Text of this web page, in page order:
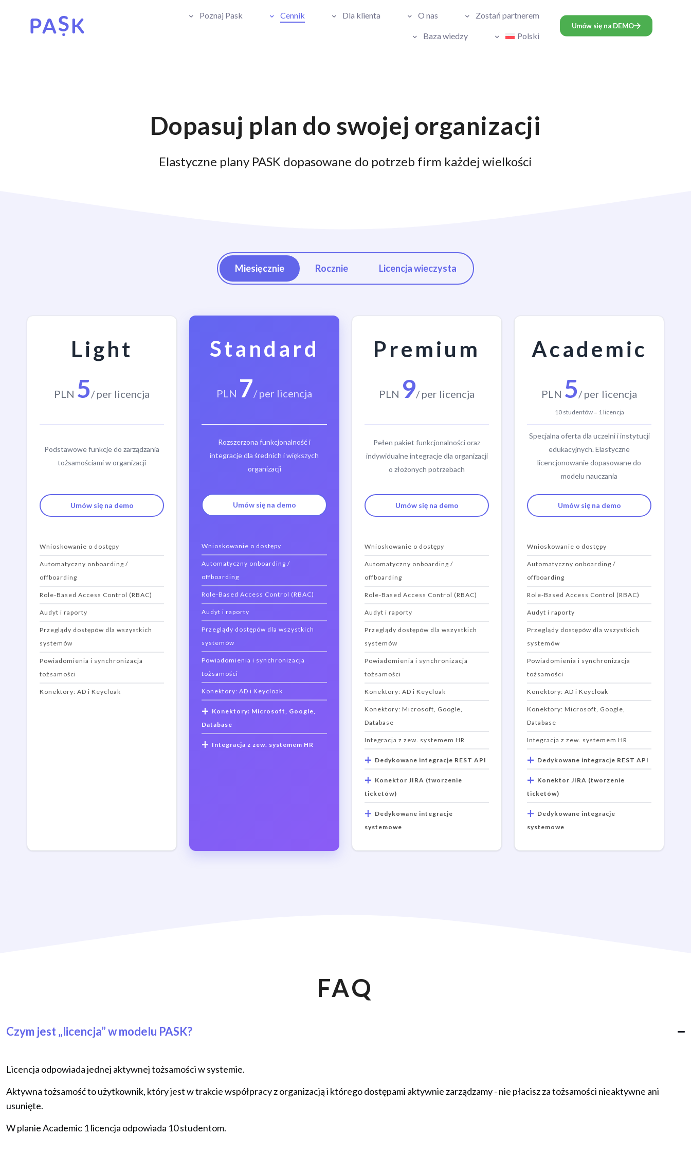
Poznaj Pask Cennik Dla klienta O nas Zostań partnerem
Baza wiedzy Polski
Umów się na DEMO
Dopasuj plan do swojej organizacji
Elastyczne plany PASK dopasowane do potrzeb firm każdej wielkości
Miesięcznie Rocznie Licencja wieczysta
Light
PLN 5/ per licencja
Podstawowe funkcje do zarządzania
tożsamościami w organizacji
Umów się na demo
Wnioskowanie o dostępy
Automatyczny onboarding /
offboarding
Role-Based Access Control (RBAC)
Audyt i raporty
Przeglądy dostępów dla wszystkich
systemów
Powiadomienia i synchronizacja
tożsamości
Konektory: AD i Keycloak
Standard
PLN 7/ per licencja
Rozszerzona funkcjonalność i
integracje dla średnich i większych
organizacji
Umów się na demo
Wnioskowanie o dostępy
Automatyczny onboarding /
offboarding
Role-Based Access Control (RBAC)
Audyt i raporty
Przeglądy dostępów dla wszystkich
systemów
Powiadomienia i synchronizacja
tożsamości
Konektory: AD i Keycloak
+ Konektory: Microsoft, Google,
Database
+ Integracja z zew. systemem HR
Premium
PLN 9/ per licencja
Pełen pakiet funkcjonalności oraz
indywidualne integracje dla organizacji
o złożonych potrzebach
Umów się na demo
Wnioskowanie o dostępy
Automatyczny onboarding /
offboarding
Role-Based Access Control (RBAC)
Audyt i raporty
Przeglądy dostępów dla wszystkich
systemów
Powiadomienia i synchronizacja
tożsamości
Konektory: AD i Keycloak
Konektory: Microsoft, Google,
Database
Integracja z zew. systemem HR
+ Dedykowane integracje REST API
+ Konektor JIRA (tworzenie
ticketów)
+ Dedykowane integracje
systemowe
Academic
PLN 5/ per licencja
10 studentów = 1 licencja
Specjalna oferta dla uczelni i instytucji
edukacyjnych. Elastyczne
licencjonowanie dopasowane do
modelu nauczania
Umów się na demo
Wnioskowanie o dostępy
Automatyczny onboarding /
offboarding
Role-Based Access Control (RBAC)
Audyt i raporty
Przeglądy dostępów dla wszystkich
systemów
Powiadomienia i synchronizacja
tożsamości
Konektory: AD i Keycloak
Konektory: Microsoft, Google,
Database
Integracja z zew. systemem HR
+ Dedykowane integracje REST API
+ Konektor JIRA (tworzenie
ticketów)
+ Dedykowane integracje
systemowe
FAQ
Czym jest „licencja” w modelu PASK?
Licencja odpowiada jednej aktywnej tożsamości w systemie.
Aktywna tożsamość to użytkownik, który jest w trakcie współpracy z organizacją i którego dostępami aktywnie zarządzamy - nie płacisz za tożsamości nieaktywne ani
usunięte.
W planie Academic 1 licencja odpowiada 10 studentom.